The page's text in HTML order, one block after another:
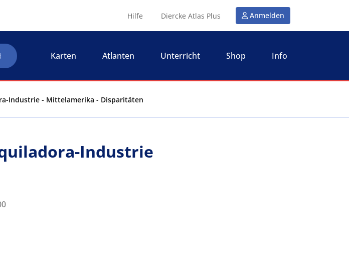
Hilfe Diercke Atlas Plus Anmelden
Karten Atlanten Unterricht Shop Info
Industrie - Mittelamerika - Disparitäten
Industrie